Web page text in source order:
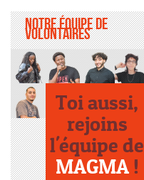
Notre équipe de
volontaires
Toi aussi,
rejoins
l'équipe de
MAGMA !